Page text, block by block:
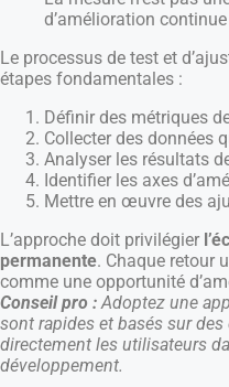
d’amélioration
Le processus de test et
étapes fondamentales :
Définir des métriques
Collecter des données
Analyser les résultats
Identifier les axes
Mettre en œuvre des
L’approche doit privilégier
permanente. Chaque retour
comme une opportunité
Conseil pro : Adoptez une
sont rapides et basés sur
directement les utilisateurs
développement.